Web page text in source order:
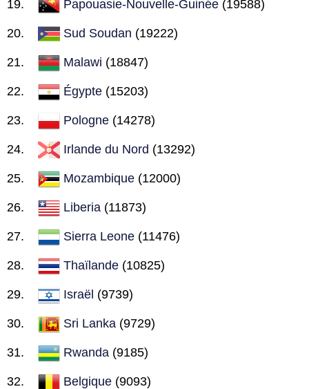
Papouasie-Nouvelle-Guinée (19588)
Sud Soudan (19222)
Malawi (18847)
Égypte (15203)
Pologne (14278)
Irlande du Nord (13292)
Mozambique (12000)
Liberia (11873)
Sierra Leone (11476)
Thaïlande (10825)
Israël (9739)
Sri Lanka (9729)
Rwanda (9185)
Belgique (9093)